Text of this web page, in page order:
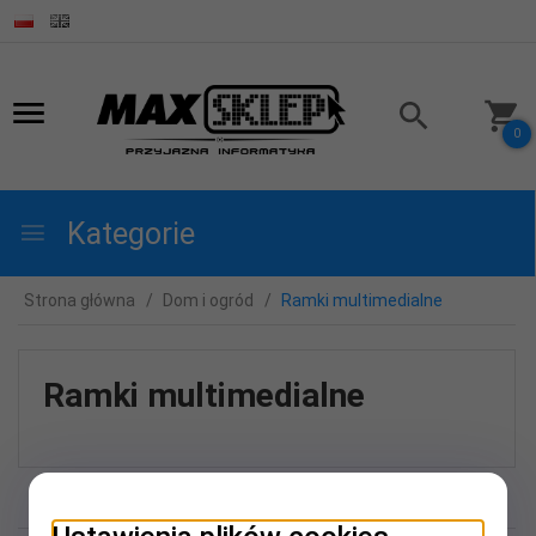
0
Kategorie
Strona główna Dom i ogród Ramki multimedialne
Ramki multimedialne